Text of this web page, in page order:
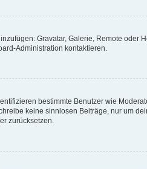
Gravatar, Galerie, Remote oder
Administration kontaktieren.
bestimmte Benutzer wie
keine sinnlosen Beiträge, nur um
zurücksetzen.